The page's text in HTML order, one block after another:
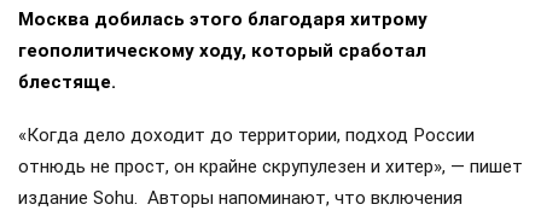
Москва добилась этого благодаря хитрому
геополитическому ходу, который сработал
блестяще.
«Когда дело доходит до территории, подход России
отнюдь не прост, он крайне скрупулезен и хитер», — пишет
издание Sohu. Авторы напоминают, что включения